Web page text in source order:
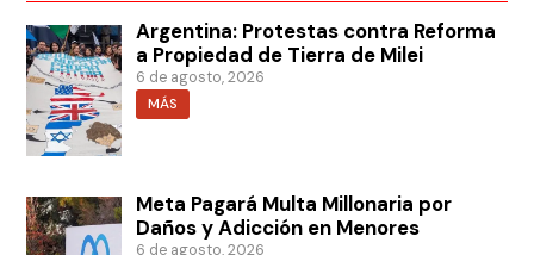
Argentina: Protestas contra Reforma
a Propiedad de Tierra de Milei
6 de agosto, 2026
MÁS
Meta Pagará Multa Millonaria por
Daños y Adicción en Menores
6 de agosto, 2026